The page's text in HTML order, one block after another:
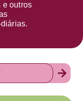
e outros